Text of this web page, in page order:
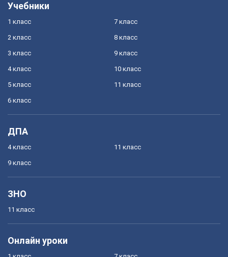
Учебники
1 класс
2 класс
3 класс
4 класс
5 класс
6 класс
7 класс
8 класс
9 класс
10 класс
11 класс
ДПА
4 класс
9 класс
11 класс
ЗНО
11 класс
Онлайн уроки